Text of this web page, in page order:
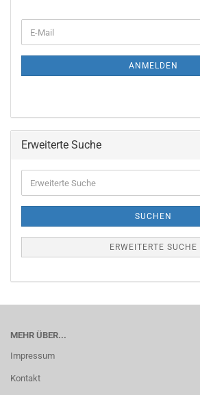
ZUR
E-
Mail
ANMELDEN
Erweiterte Suche
Suche
SUCHEN
ERWEITERTE SUCHE
MEHR ÜBER...
Impressum
Kontakt